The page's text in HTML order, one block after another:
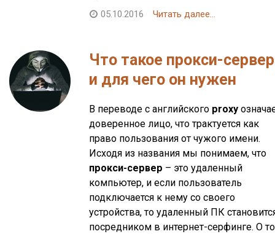
05.10.2016
Читать далее...
Что такое прокси-сервер
и для чего он нужен
В переводе с английского proxy
доверенное лицо, что трактуется как
право пользования от чужого имени.
Исходя из названия мы понимаем, что
прокси-сервер – это удаленный
компьютер, и если пользователь
подключается к нему со своего
устройства, то удаленный ПК
посредником в интернет-серфинге. О